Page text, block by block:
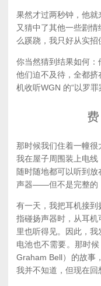
果然才过两秒钟，他
又猜中了其他一些剧
么蹊跷，我只好从实招
你当然猜到结果如何：
他们迫不及待，全都
机收听WGN 的“以罗罪
那时候我们住着一幢很
我在屋子周围装上电
随时随地都可以听到
声器——但不是完整的
有一天，我把耳机接
指碰扬声器时，从耳
里也听得见。因此，
电池也不需要。那时
Graham Bell）的故事
我并不知道，但现在回